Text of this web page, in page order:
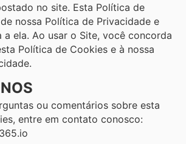
no site. Esta Política de
nossa Política de Privacidade e
a ela. Ao usar o Site, você concorda
Política de Cookies e à nossa
ou comentários sobre esta
entre em contato conosco: